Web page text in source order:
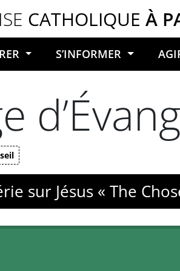
CATHOLIQUE À
S’INFORMER
sur Jésus « The